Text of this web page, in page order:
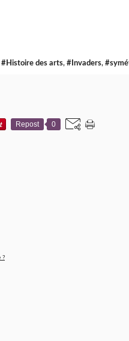
#Histoire des arts, #Invaders,
Repost 0